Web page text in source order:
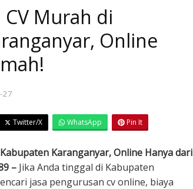
CV Murah di
Online
27
Twitter/X WhatsApp Pin It
Karanganyar, Online Hanya dari
– Jika Anda tinggal di Kabupaten
jasa pengurusan cv online, biaya